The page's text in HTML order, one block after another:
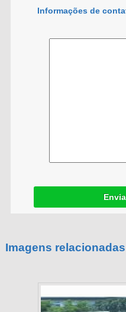
Informações de
Imagens relacionadas